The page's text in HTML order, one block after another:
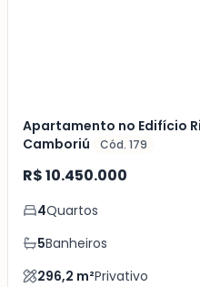
Apartamento no Edifício
Camboriú
Cód. 179
R$ 10.450.000
4Quartos
5Banheiros
296,2 m²Privativo